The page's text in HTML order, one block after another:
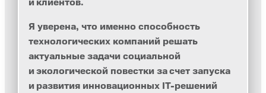
Я уверена, что именно способность
технологических компаний решать
актуальные задачи социальной
и экологической повестки за счет запуска
и развития инновационных IT-решений